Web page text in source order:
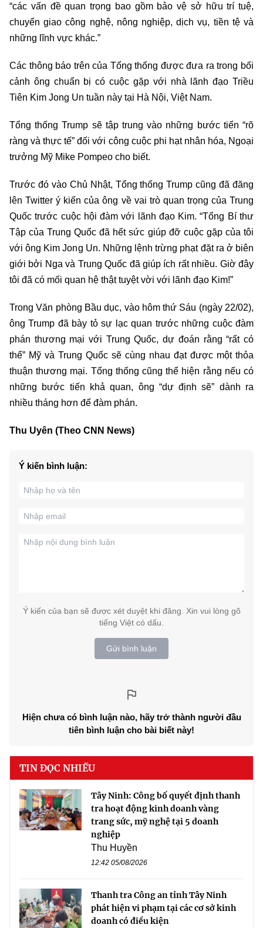
“các vấn đề quan trọng bao gồm bảo vệ sở hữu trí tuệ,
chuyển giao công nghệ, nông nghiệp, dịch vụ, tiền tệ và
những lĩnh vực khác.”
Các thông báo trên của Tổng thống được đưa ra trong bối
cảnh ông chuẩn bị có cuộc gặp với nhà lãnh đạo Triều
Tiên Kim Jong Un tuần này tại Hà Nội, Việt Nam.
Tổng thống Trump sẽ tập trung vào những bước tiến “rõ
ràng và thực tế” đối với công cuộc phi hạt nhân hóa, Ngoại
trưởng Mỹ Mike Pompeo cho biết.
Trước đó vào Chủ Nhật, Tổng thống Trump cũng đã đăng
lên Twitter ý kiến của ông về vai trò quan trọng của Trung
Quốc trước cuộc hội đàm với lãnh đạo Kim. “Tổng Bí thư
Tập của Trung Quốc đã hết sức giúp đỡ cuộc gặp của tôi
với ông Kim Jong Un. Những lệnh trừng phạt đặt ra ở biên
giới bởi Nga và Trung Quốc đã giúp ích rất nhiều. Giờ đây
tôi đã có mối quan hệ thật tuyệt vời với lãnh đạo Kim!”
Trong Văn phòng Bầu dục, vào hôm thứ Sáu (ngày 22/02),
ông Trump đã bày tỏ sự lạc quan trước những cuộc đàm
phán thương mại với Trung Quốc, dự đoán rằng “rất có
thể” Mỹ và Trung Quốc sẽ cùng nhau đạt được một thỏa
thuận thương mại. Tổng thống cũng thể hiện rằng nếu có
những bước tiến khả quan, ông “dự định sẽ” dành ra
nhiều tháng hơn để đàm phán.
Thu Uyên (Theo CNN News)
Ý kiến bình luận:
Ý kiến của bạn sẽ được xét duyệt khi đăng. Xin vui lòng gõ
tiếng Việt có dấu.
Gửi bình luận
Hiện chưa có bình luận nào, hãy trở thành người đầu
tiên bình luận cho bài biết này!
TIN ĐỌC NHIỀU
Tây Ninh: Công bố quyết định thanh
tra hoạt động kinh doanh vàng
trang sức, mỹ nghệ tại 5 doanh
nghiệp
Thu Huyền
12:42 05/08/2026
Thanh tra Công an tỉnh Tây Ninh
phát hiện vi phạm tại các cơ sở kinh
doanh có điều kiện